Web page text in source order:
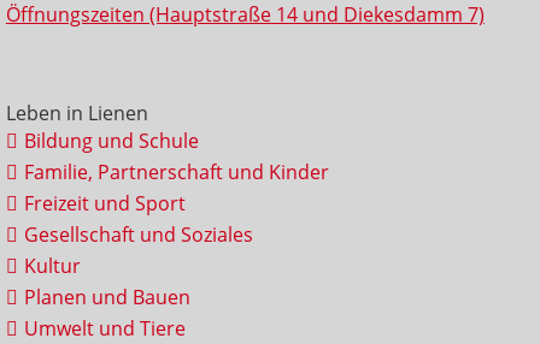
Öffnungszeiten (Hauptstraße 14 und Diekesdamm 7)
Leben in Lienen
Bildung und Schule
Familie, Partnerschaft und Kinder
Freizeit und Sport
Gesellschaft und Soziales
Kultur
Planen und Bauen
Umwelt und Tiere